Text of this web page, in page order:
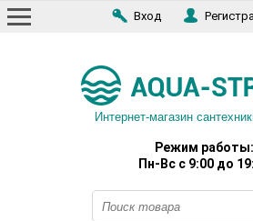
Вход
Интернет-магазин
Режим работы:
Пн-Вс с 9:00 до